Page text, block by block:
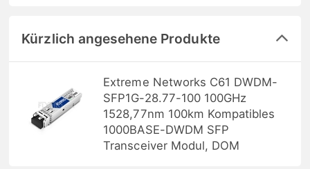
Kürzlich angesehene Produkte
Extreme Networks C61 DWDM-
SFP1G-28.77-100 100GHz
1528,77nm 100km Kompatibles
1000BASE-DWDM SFP
Transceiver Modul, DOM